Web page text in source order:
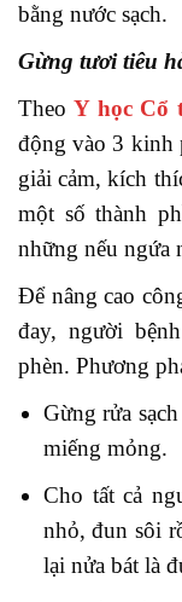
bằng nước sạch.
Gừng tươi tiêu
TheoY học Cổ
động vào 3 kinh
giải cảm, kích
một số thành
những nếu ngứa
Để nâng cao
đay, người
phèn. Phương
Gừng rửa
miếng mỏng.
Cho tất cả
nhỏ, đun sôi
lại nửa bát là